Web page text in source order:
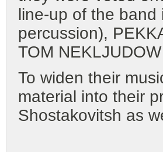
line-up of the
percussion),
TOM
To widen their
material into their
Shostakovitsh as